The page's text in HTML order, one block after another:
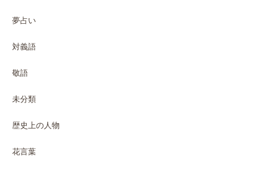
夢占い
対義語
敬語
未分類
歴史上の人物
花言葉